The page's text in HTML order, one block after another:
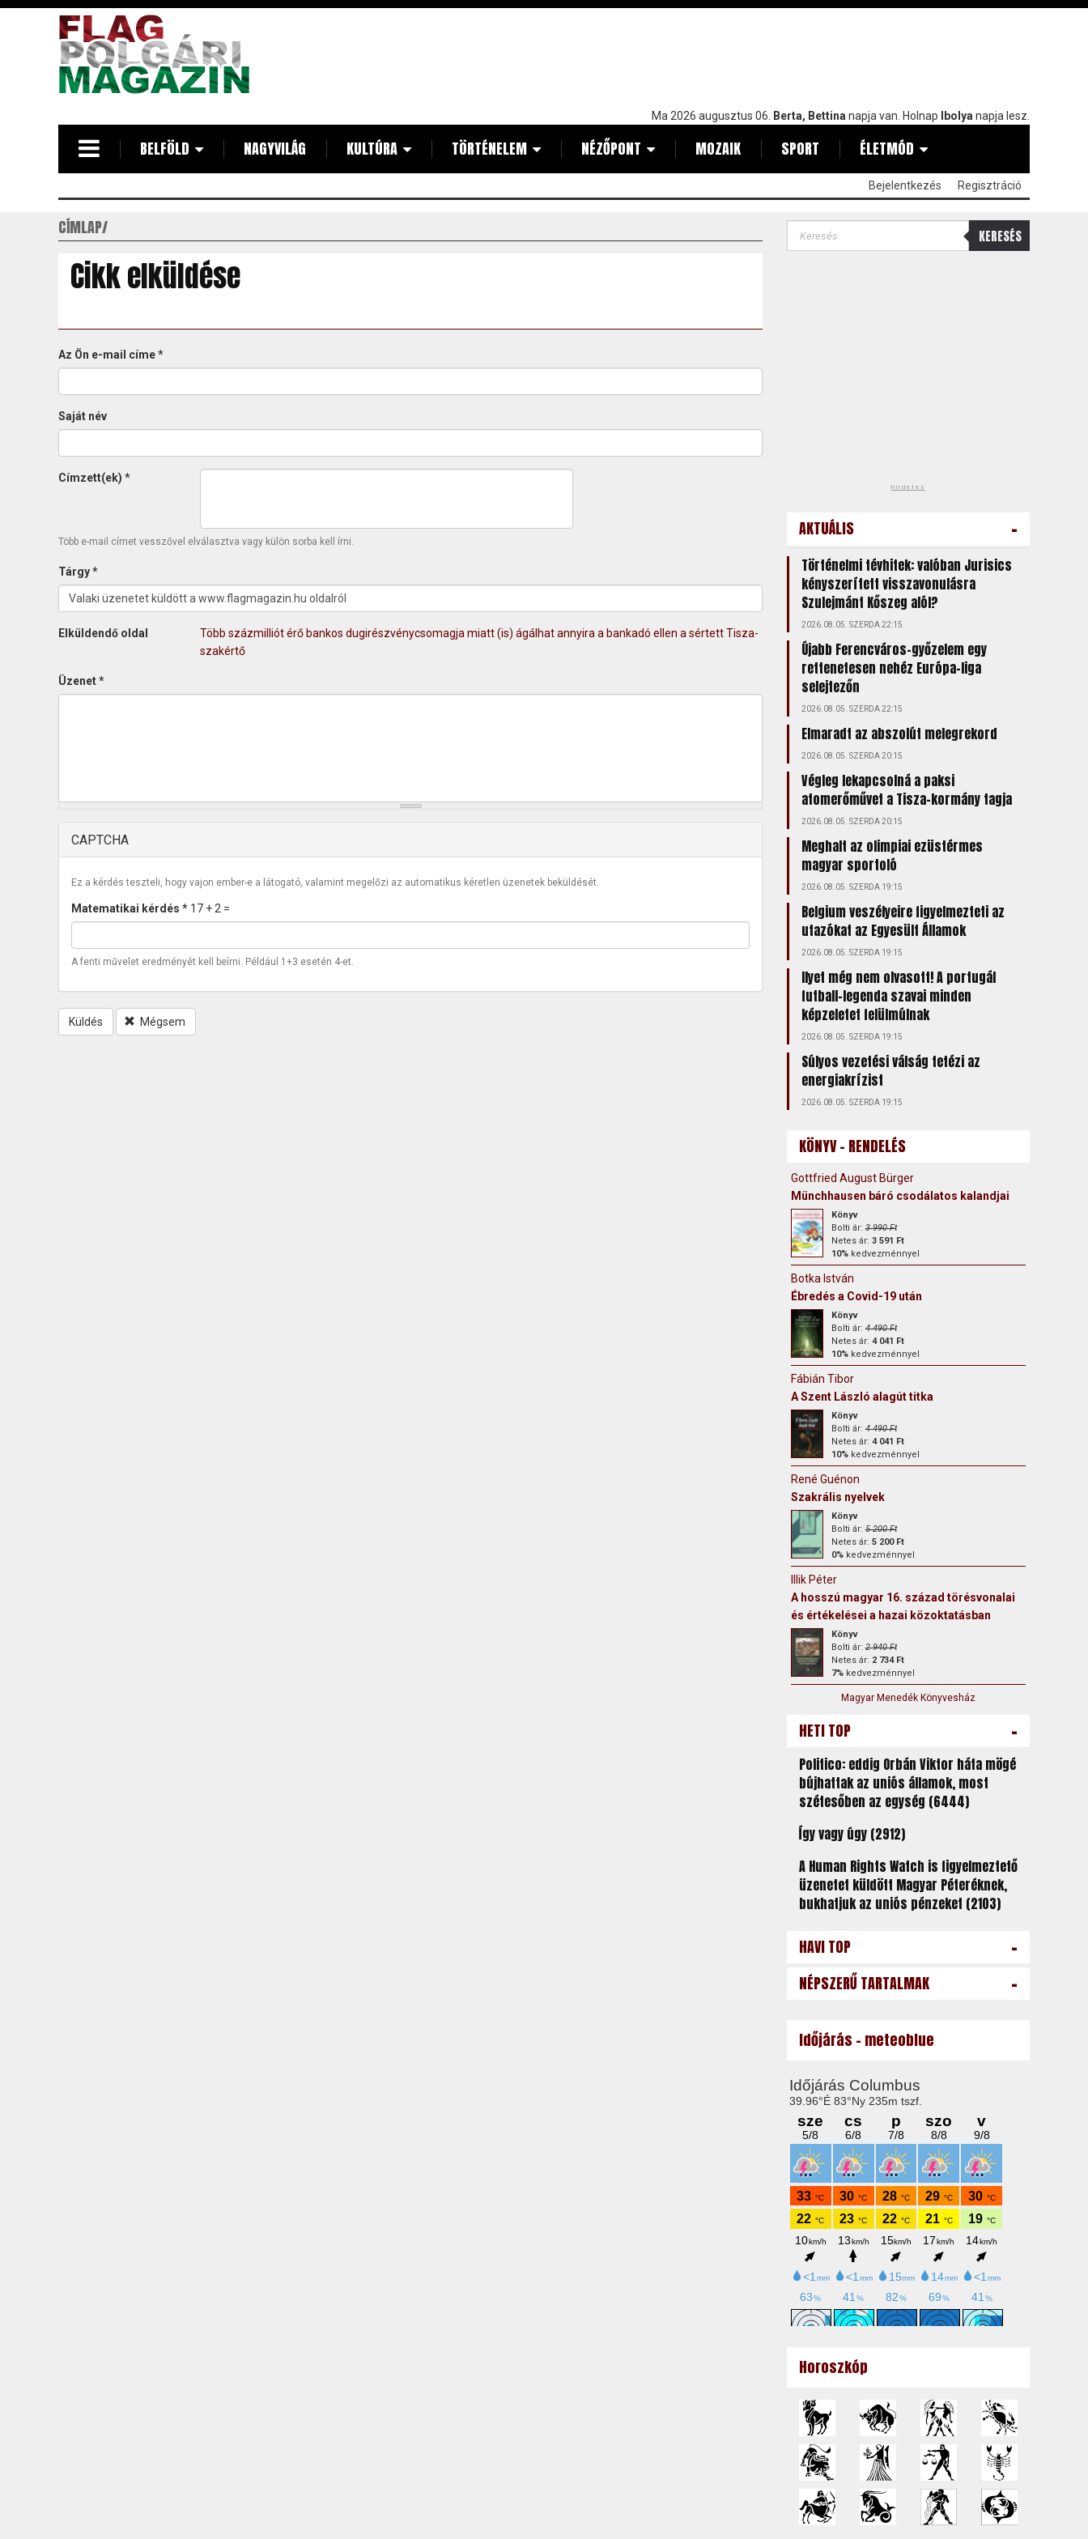
Ma 2026 augusztus 06. Berta, Bettina napja van. Holnap Ibolya napja lesz.
BELFÖLD NAGYVILÁG KULTÚRA TÖRTÉNELEM NÉZŐPONT MOZAIK SPORT ÉLETMÓD
Bejelentkezés Regisztráció
CÍMLAP
Cikk elküldése
Az Ön e-mail címe*
Saját név
Címzett(ek) *
Több e-mail címet vesszővel elválasztva vagy külön sorba kell írni.
Tárgy*
Elküldendő oldal
Több százmilliót érő bankos dugirészvénycsomagja miatt (is) ágálhat annyira a bankadó ellen a sértett Tisza-
szakértő
Üzenet*
CAPTCHA
Ez a kérdés teszteli, hogy vajon ember-e a látogató, valamint megelőzi az automatikus kéretlen üzenetek beküldését.
Matematikai kérdés * 17 + 2 =
A fenti művelet eredményét kell beírni. Például 1+3 esetén 4-et.
Küldés Mégsem
KERESÉS
hirdetés
AKTUÁLIS -
Történelmi tévhitek: valóban Jurisics
kényszerített visszavonulásra
Szulejmánt Kőszeg alól?
2026.08.05. SZERDA 22:15
Újabb Ferencváros-győzelem egy
rettenetesen nehéz Európa-liga
selejtezőn
2026.08.05. SZERDA 22:15
Elmaradt az abszolút melegrekord
2026.08.05. SZERDA 20:15
Végleg lekapcsolná a paksi
atomerőművet a Tisza-kormány tagja
2026.08.05. SZERDA 20:15
Meghalt az olimpiai ezüstérmes
magyar sportoló
2026.08.05. SZERDA 19:15
Belgium veszélyeire figyelmezteti az
utazókat az Egyesült Államok
2026.08.05. SZERDA 19:15
Ilyet még nem olvasott! A portugál
futball-legenda szavai minden
képzeletet felülmúlnak
2026.08.05. SZERDA 19:15
Súlyos vezetési válság tetézi az
energiakrízist
2026.08.05. SZERDA 19:15
KÖNYV - RENDELÉS
Gottfried August Bürger
Münchhausen báró csodálatos kalandjai
Könyv
Bolti ár:3 990 Ft
Netes ár: 3 591 Ft
10%kedvezménnyel
Botka István
Ébredés a Covid-19 után
Könyv
Bolti ár:4 490 Ft
Netes ár: 4 041 Ft
10%kedvezménnyel
Fábián Tibor
A Szent László alagút titka
Könyv
Bolti ár:4 490 Ft
Netes ár: 4 041 Ft
10%kedvezménnyel
René Guénon
Szakrális nyelvek
Könyv
Bolti ár:5 200 Ft
Netes ár: 5 200 Ft
0%kedvezménnyel
Illik Péter
A hosszú magyar 16. század törésvonalai
és értékelései a hazai közoktatásban
Könyv
Bolti ár:2 940 Ft
Netes ár: 2 734 Ft
7%kedvezménnyel
Magyar Menedék Könyvesház
HETI TOP -
Politico: eddig Orbán Viktor háta mögé
bújhattak az uniós államok, most
szétesőben az egység (6444)
Így vagy úgy (2912)
A Human Rights Watch is figyelmeztető
üzenetet küldött Magyar Péteréknek,
bukhatjuk az uniós pénzeket (2103)
HAVI TOP -
NÉPSZERŰ TARTALMAK -
Időjárás - meteoblue
Horoszkóp